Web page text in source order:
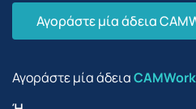
Αγοράστε μία άδεια
Αγοράστε μία άδεια